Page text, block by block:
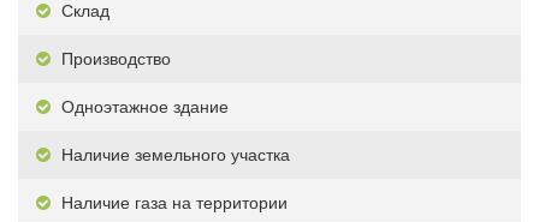
Склад
Производство
Одноэтажное здание
Наличие земельного участка
Наличие газа на территории